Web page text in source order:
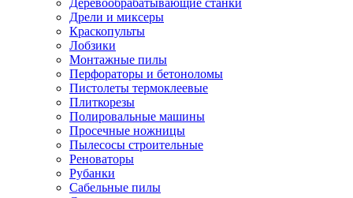
Деревообрабатывающие станки
Дрели и миксеры
Краскопульты
Лобзики
Монтажные пилы
Перфораторы и бетоноломы
Пистолеты термоклеевые
Плиткорезы
Полировальные машины
Просечные ножницы
Пылесосы строительные
Реноваторы
Рубанки
Сабельные пилы